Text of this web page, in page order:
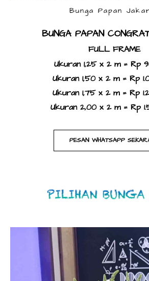
Bunga Papan
BUNGA PAPAN
FULL FRAME
Ukuran 1,25 x 2 m = Rp
Ukuran 1,50 x 2 m = Rp
Ukuran 1,75 x 2 m = Rp
Ukuran 2,00 x 2 m = Rp
PESAN WHATSAPP